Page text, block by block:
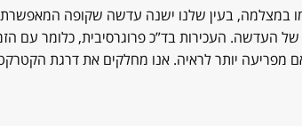
במצלמה, בעין שלנו ישנה עדשה שקופה המאפשרת
העדשה. העכירות בד”כ פרוגרסיבית, כלומר עם
יותר לראיה. אנו מחלקים את דרגת